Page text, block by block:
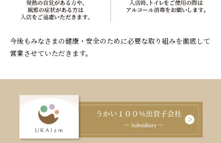
今後もみなさまの健康・安全のために必要な取り組みを徹底して
営業させていただきます。